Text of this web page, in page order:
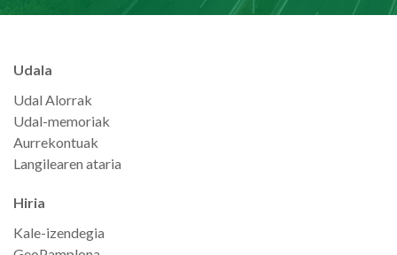
Udala
Udal Alorrak
Udal-memoriak
Aurrekontuak
Langilearen ataria
Hiria
Kale-izendegia